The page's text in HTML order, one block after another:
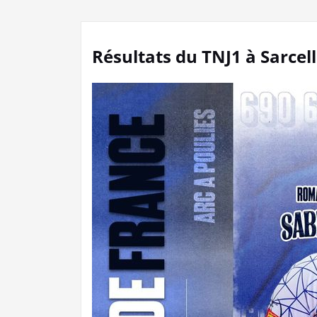
Résultats du TNJ1 à